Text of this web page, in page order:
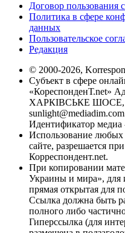
Договор пользования
Политика в сфере
данных
Пользовательское
Редакция
© 2000-2026,
Субъект в сфере
«КореспонденТ.net»
ХАРКІВСЬКЕ ШОСЕ,
Идентификатор медиа
Использование
сайте, разрешается
Корреспондент.net.
При копировании
Украины и мира», для
прямая открытая для
Ссылка должна быть
полного либо
Гиперссылка (для